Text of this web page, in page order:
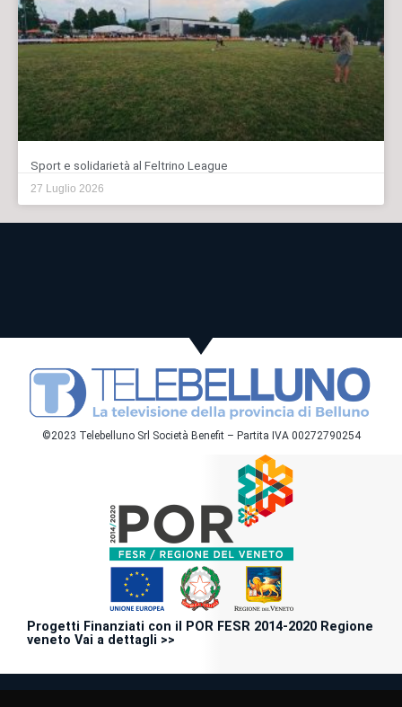
Sport e solidarietà al Feltrino League
27 Luglio 2026
©2023 Telebelluno Srl Società Benefit – Partita IVA 00272790254
Progetti Finanziati con il POR FESR 2014-2020 Regione
veneto Vai a dettagli >>